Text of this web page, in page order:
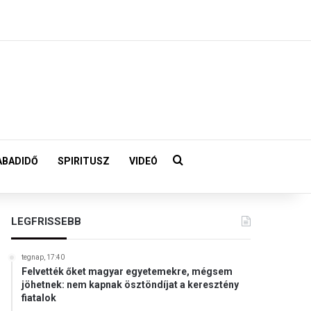
SPIRITUSZ VIDEÓ Keresés:
LEGFRISSEBB
tegnap, 17:40
Felvették őket magyar egyetemekre, mégsem
jöhetnek: nem kapnak ösztöndíjat a keresztény
fiatalok